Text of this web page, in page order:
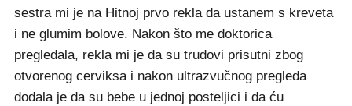
sestra mi je na Hitnoj prvo rekla da ustanem s kreveta
i ne glumim bolove. Nakon što me doktorica
pregledala, rekla mi je da su trudovi prisutni zbog
otvorenog cerviksa i nakon ultrazvučnog pregleda
dodala je da su bebe u jednoj posteljici i da ću